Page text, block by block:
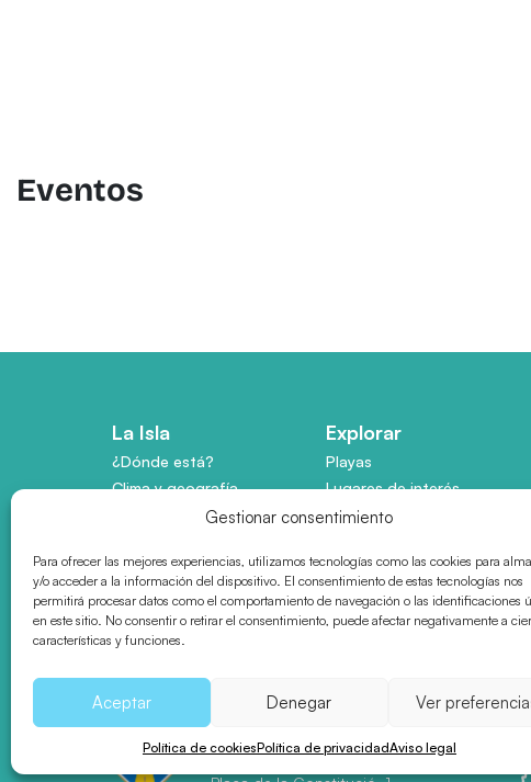
Gestionar consentimiento
Para ofrecer las mejores experiencias, utilizamos tecnologías como las cookies para
y/o acceder a la información del dispositivo. El consentimiento de estas tecnologías nos
permitirá procesar datos como el comportamiento de navegación o las identificaciones
en este sitio. No consentir o retirar el consentimiento, puede afectar negativamente a
características y funciones.
Aceptar Denegar Ver
Política de cookiesPolítica de privacidadAviso legal
Eventos
La Isla
¿Dónde está?
Clima y geografía
Mapa interactivo
Historia
Explorar
Playas
Lugares de interés
Actividades
En familia
Cultura y patrimonio
Agenda
Área de Turisme